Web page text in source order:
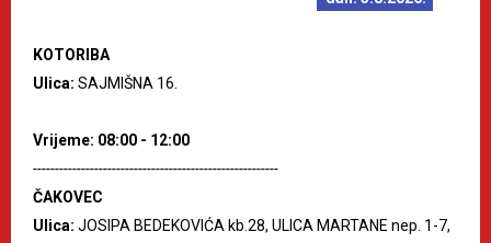
KOTORIBA
Ulica: SAJMIŠNA 16.
Vrijeme: 08:00 - 12:00
--------------------------------------------------------
ČAKOVEC
Ulica: JOSIPA BEDEKOVIĆA kb.28, ULICA MARTANE nep. 1-7,